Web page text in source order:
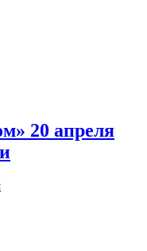
20 апреля